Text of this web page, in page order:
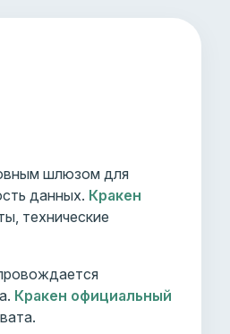
шлюзом для
данных. Кракен
технические
Кракен официальный